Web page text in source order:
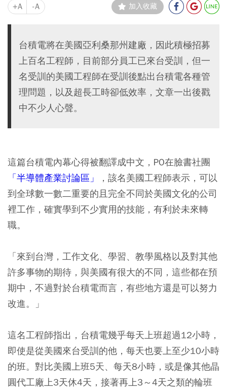
+A -A 加入收藏
台積電將在美國亞利桑那州建廠，因此積極招募
上百名工程師，目前部分員工已來台受訓，但一
名受訓的美國工程師在受訓後點出台積電各種管
理問題，以及超長工時卻低效率，文章一出後戳
中不少人心聲。
這篇台積電內幕心得被翻譯成中文，PO在臉書社團
「半導體產業討論區」
，該名美國工程師表示，可以
到全球數一數二重要的且完全不同於美國文化的公司
裡工作，確實學到不少實用的技能，有利於未來轉
職。
「來到台灣，工作文化、學習、教學風格以及對其他
許多事物的期待，與美國有很大的不同，這些都在預
期中，不過對於台積電而言，有些地方還是可以努力
改進。」
這名工程師指出，台積電幾乎每天上班超過12小時，
即使是從美國來台受訓的他，每天也要上至少10小時
的班。對比美國上班5天、每天8小時，或是像其他晶
圓代工廠上3天休4天，接著再上3～4天之類的輪班